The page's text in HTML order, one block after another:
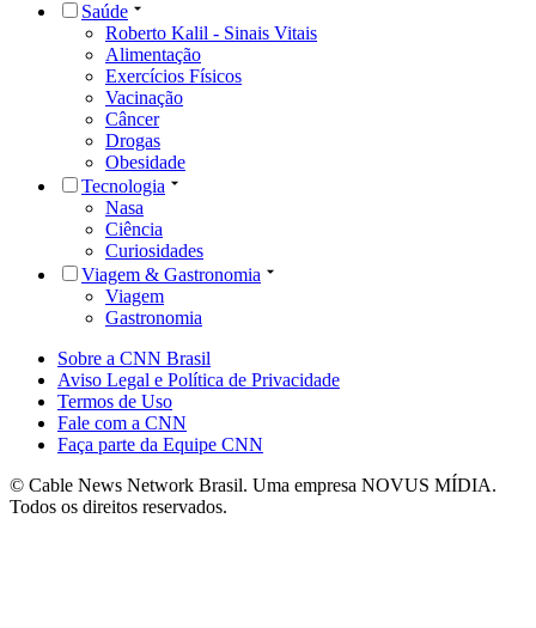
Saúde
Roberto Kalil - Sinais Vitais
Alimentação
Exercícios Físicos
Vacinação
Câncer
Drogas
Obesidade
Tecnologia
Nasa
Ciência
Curiosidades
Viagem & Gastronomia
Viagem
Gastronomia
Sobre a CNN Brasil
Aviso Legal e Política de Privacidade
Termos de Uso
Fale com a CNN
Faça parte da Equipe CNN
© Cable News Network Brasil. Uma empresa NOVUS MÍDIA.
Todos os direitos reservados.